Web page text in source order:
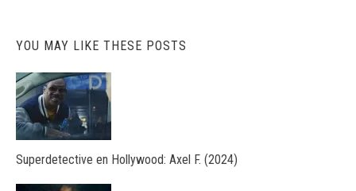
YOU MAY LIKE THESE POSTS
Superdetective en Hollywood: Axel F. (2024)